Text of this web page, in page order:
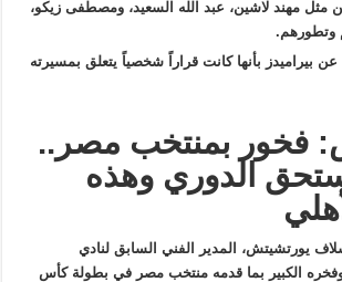
مثل مهند لاشين، عبد الله السعيد، ومصطفى زيكو،
وتطورهم.
بيراميدز بأنها كانت قراراً شخصياً يتعلق بمسيرته
فخور بمنتخب مصر..
الدوري وهذه
يورتشيتش، المدير الفني السابق لنادي
وفخره الكبير بما قدمه منتخب مصر في بطولة كأس